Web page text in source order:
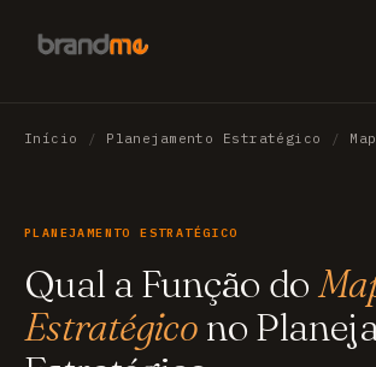
Início / Planejamento Estratégico /
PLANEJAMENTO ESTRATÉGICO
Qual a Função do
Estratégicono